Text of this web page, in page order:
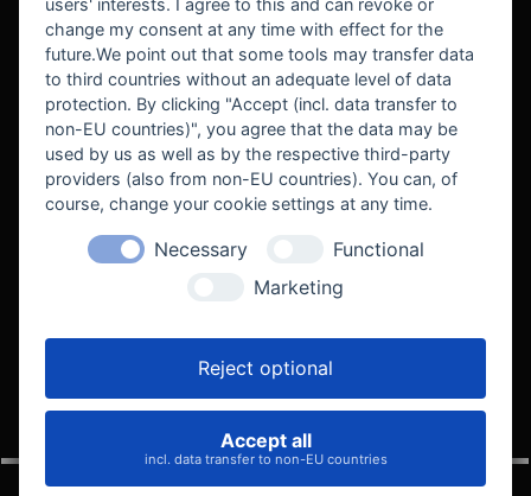
BEKANNT AUS
VELOCITY AUTOMOTIVE
users' interests. I agree to this and can revoke or
change my consent at any time with effect for the
future.We point out that some tools may transfer data
to third countries without an adequate level of data
protection. By clicking "Accept (incl. data transfer to
non-EU countries)", you agree that the data may be
used by us as well as by the respective third-party
providers (also from non-EU countries). You can, of
course, change your cookie settings at any time.
Necessary
Functional
Marketing
Reject optional
Accept all
incl. data transfer to non-EU countries